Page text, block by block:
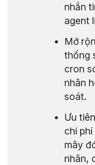
nhắn
agent
Mở
thống
cron
nhân
soát.
Ưu
chi
mây
nhân,